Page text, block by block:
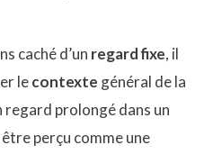
caché d’un regard fixe, il
lecontexte général de la
regard prolongé dans un
perçu comme une